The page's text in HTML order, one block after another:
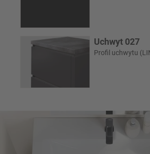
Uchwyt 027
Profil uchwytu